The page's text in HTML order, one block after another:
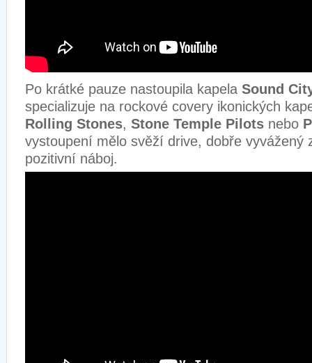
Po krátké pauze nastoupila kapela Sound
specializuje na rockové covery ikonických
Rolling Stones, Stone Temple Pilots nebo
vystoupení mělo svěží drive, dobře vyvážený
pozitivní náboj.